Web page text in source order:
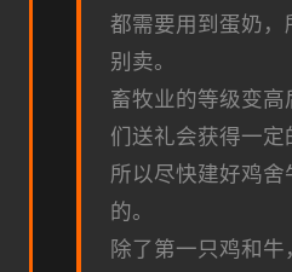
都需要用到蛋奶，
别卖。
畜牧业的等级变高
们送礼会获得一定
所以尽快建好鸡
的。
除了第一只鸡和